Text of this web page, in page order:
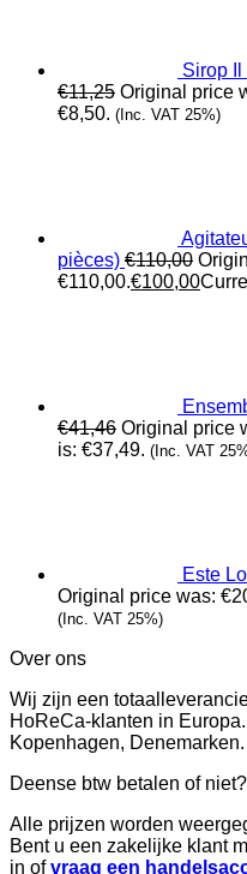
Sirop Il
€11,25 Original price
€8,50. (Inc. VAT 25%)
pièces) €110,00
€110,00.€100,00
€41,46 Original price
is: €37,49. (Inc. VAT
Este
Original price was:
(Inc. VAT 25%)
Over ons
Wij zijn een
HoReCa-klanten in
Kopenhagen, Denemarken.
Deense btw betalen of niet?
Alle prijzen worden
Bent u een zakelijke klant
in ofvraag een